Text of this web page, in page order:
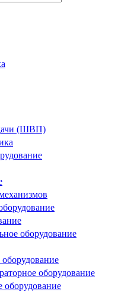
(ШВП)
оборудование
оборудование